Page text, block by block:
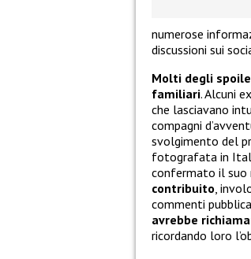
numerose
discussioni sui
Molti degli
familiari. Alcuni
che lasciavano
compagni
svolgimento del
fotografata in
confermato il suo
contribuito,
commenti
avrebbe
ricordando loro